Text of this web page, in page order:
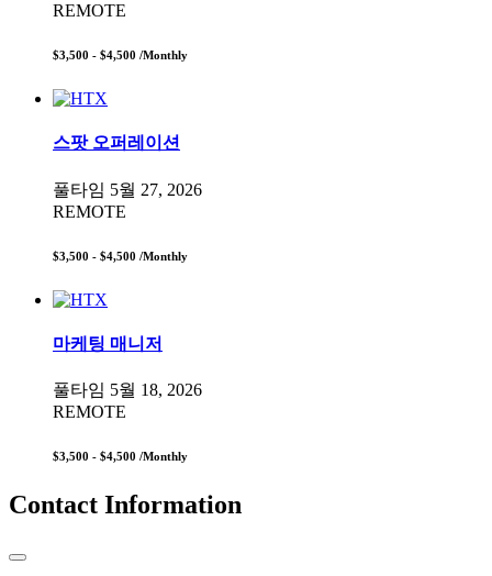
REMOTE
$3,500 - $4,500 /Monthly
스팟 오퍼레이션
풀타임 5월 27, 2026
REMOTE
$3,500 - $4,500 /Monthly
마케팅 매니저
풀타임 5월 18, 2026
REMOTE
$3,500 - $4,500 /Monthly
Contact Information